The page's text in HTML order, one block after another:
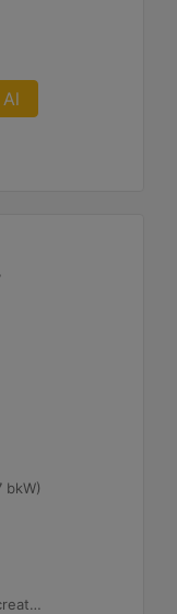
bkW)
IMO II, U.S. EPA Tier 3 Recreational, RCD, China Stage II